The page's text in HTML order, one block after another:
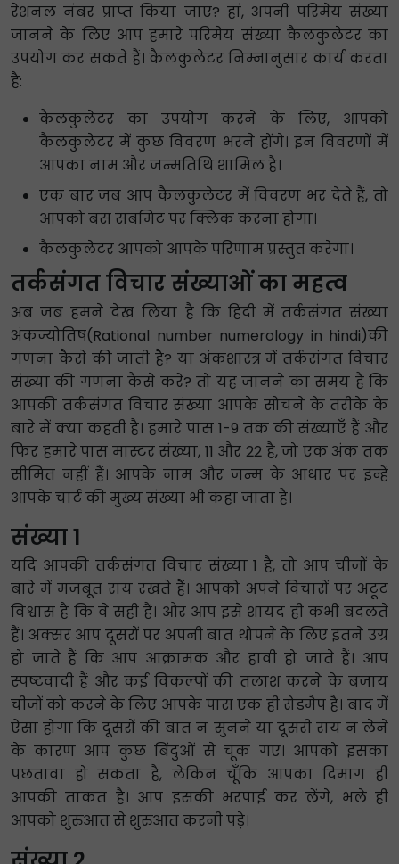
रेशनल नंबर प्राप्त किया जाए? हां, अपनी परिमेय संख्या
जानने के लिए आप हमारे परिमेय संख्या कैलकुलेटर का
उपयोग कर सकते हैं। कैलकुलेटर निम्नानुसार कार्य करता
है:
कैलकुलेटर का उपयोग करने के लिए, आपको
कैलकुलेटर में कुछ विवरण भरने होंगे। इन विवरणों में
आपका नाम और जन्मतिथि शामिल है।
एक बार जब आप कैलकुलेटर में विवरण भर देते हैं, तो
आपको बस सबमिट पर क्लिक करना होगा।
कैलकुलेटर आपको आपके परिणाम प्रस्तुत करेगा।
तर्कसंगत विचार संख्याओं का महत्व
अब जब हमने देख लिया है कि हिंदी में तर्कसंगत संख्या
अंकज्योतिष(Rational number numerology in hindi)की
गणना कैसे की जाती है? या अंकशास्त्र में तर्कसंगत विचार
संख्या की गणना कैसे करें? तो यह जानने का समय है कि
आपकी तर्कसंगत विचार संख्या आपके सोचने के तरीके के
बारे में क्या कहती है। हमारे पास 1-9 तक की संख्याएँ हैं और
फिर हमारे पास मास्टर संख्या, 11 और 22 है, जो एक अंक तक
सीमित नहीं हैं। आपके नाम और जन्म के आधार पर इन्हें
आपके चार्ट की मुख्य संख्या भी कहा जाता है।
संख्या 1
यदि आपकी तर्कसंगत विचार संख्या 1 है, तो आप चीजों के
बारे में मजबूत राय रखते हैं। आपको अपने विचारों पर अटूट
विश्वास है कि वे सही हैं। और आप इसे शायद ही कभी बदलते
हैं। अक्सर आप दूसरों पर अपनी बात थोपने के लिए इतने उग्र
हो जाते हैं कि आप आक्रामक और हावी हो जाते हैं। आप
स्पष्टवादी हैं और कई विकल्पों की तलाश करने के बजाय
चीजों को करने के लिए आपके पास एक ही रोडमैप है। बाद में
ऐसा होगा कि दूसरों की बात न सुनने या दूसरी राय न लेने
के कारण आप कुछ बिंदुओं से चूक गए। आपको इसका
पछतावा हो सकता है, लेकिन चूँकि आपका दिमाग ही
आपकी ताकत है। आप इसकी भरपाई कर लेंगे, भले ही
आपको शुरुआत से शुरुआत करनी पड़े।